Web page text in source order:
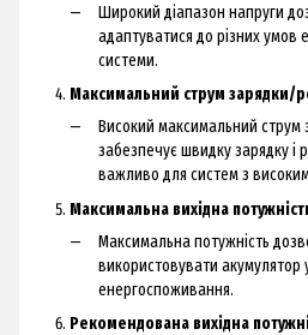
Широкий діапазон напруги
адаптуватися до різних умов
системи.
Максимальний струм зарядки/
Високий максимальний струм
забезпечує швидку зарядку і
важливо для систем з
Максимальна вихідна
Максимальна потужність
використовувати акумулятор
енергоспоживання.
Рекомендована вихідна